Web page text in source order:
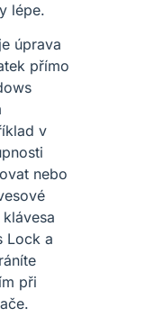
lépe.
úprava
přímo
v
nebo
Lock a
při